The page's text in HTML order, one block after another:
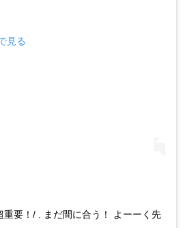
見る
重要！/ . まだ間に合う！ よーーく先